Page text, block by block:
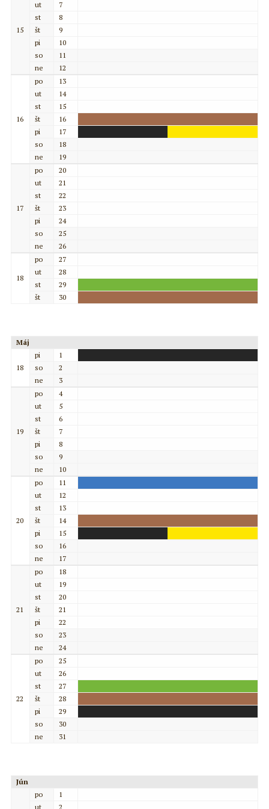
15
ut
7
st
8
št
9
pi
10
so
11
ne
12
16
po
13
ut
14
st
15
št
16
pi
17
so
18
ne
19
17
po
20
ut
21
st
22
št
23
pi
24
so
25
ne
26
18
po
27
ut
28
st
29
št
30
Máj
18
pi
1
so
2
ne
3
19
po
4
ut
5
st
6
št
7
pi
8
so
9
ne
10
20
po
11
ut
12
st
13
št
14
pi
15
so
16
ne
17
21
po
18
ut
19
st
20
št
21
pi
22
so
23
ne
24
22
po
25
ut
26
st
27
št
28
pi
29
so
30
ne
31
Jún
po
1
ut
2